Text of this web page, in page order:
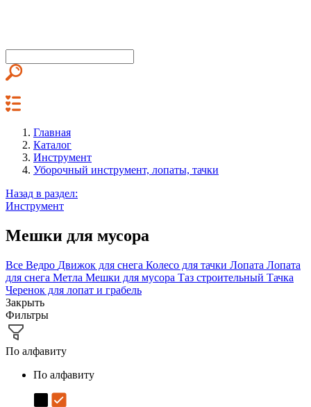
Главная
Каталог
Инструмент
Уборочный инструмент, лопаты, тачки
Назад в раздел:
Инструмент
Мешки для мусора
Все Ведро Движок для снега Колесо для тачки Лопата Лопата
для снега Метла Мешки для мусора Таз строительный Тачка
Черенок для лопат и грабель
Закрыть
Фильтры
По алфавиту
По алфавиту